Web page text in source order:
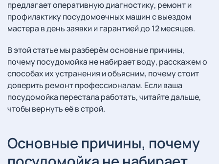
предлагает оперативную диагностику, ремонт и
профилактику посудомоечных машин с выездом
мастера в день заявки и гарантией до 12 месяцев.
В этой статье мы разберём основные причины,
почему посудомойка не набирает воду, расскажем о
способах их устранения и объясним, почему стоит
доверить ремонт профессионалам. Если ваша
посудомойка перестала работать, читайте дальше,
чтобы вернуть её в строй.
Основные причины, почему